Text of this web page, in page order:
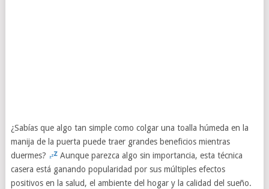
¿Sabías que algo tan simple como colgar una toalla húmeda en la
manija de la puerta puede traer grandes beneficios mientras
duermes?
Aunque parezca algo sin importancia, esta técnica
casera está ganando popularidad por sus múltiples efectos
positivos en la salud, el ambiente del hogar y la calidad del sueño.